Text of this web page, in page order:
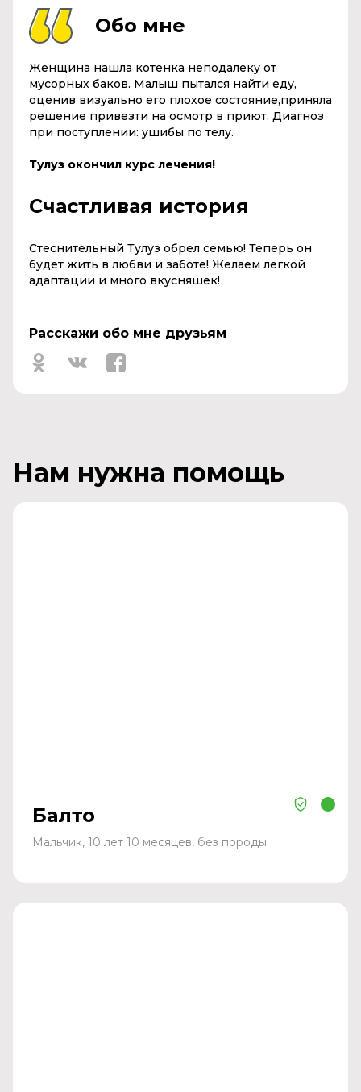
Обо мне
Женщина нашла котенка неподалеку от
мусорных баков. Малыш пытался найти еду,
оценив визуально его плохое состояние,приняла
решение привезти на осмотр в приют. Диагноз
при поступлении: ушибы по телу.
Тулуз окончил курс лечения!
Счастливая история
Стеснительный Тулуз обрел семью! Теперь он
будет жить в любви и заботе! Желаем легкой
адаптации и много вкусняшек!
Расскажи обо мне друзьям
Нам нужна помощь
Балто
Мальчик, 10 лет 10 месяцев, без породы